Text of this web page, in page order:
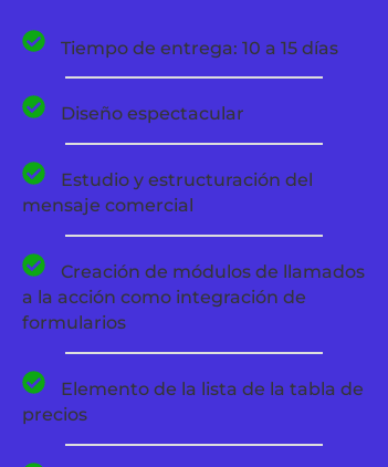
Tiempo de entrega: 10 a 15 días
Diseño espectacular
Estudio y estructuración del
mensaje comercial
Creación de módulos de llamados
a la acción como integración de
formularios
Elemento de la lista de la tabla de
precios